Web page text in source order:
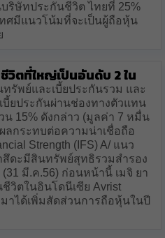
ริษัทประกันชีวิต ไทยที่ 25%
ศมีแนวโน้มที่จะเป็นผู้ถือหุ้น
วิตที่ใหญ่เป็นอันดับ 2 ใน
รัพย์และเบี้ยประกันรวม และ
บี้ยประกันผ่านช่องทางตัวแทน
น 15% ดังกล่าว (มูลค่า 7 หมื่น
ลกระทบต่อความน่าเชื่อถือ
Strength (IFS) A/ แนว
สึดะมีสินทรัพย์สุทธิรวมสำรอง
มี.ค.56) ก่อนหน้านี้ เมจิ ยา
วิตในอินโดนีเซีย Avrist
าได้เพิ่มสัดส่วนการถือหุ้นในปี